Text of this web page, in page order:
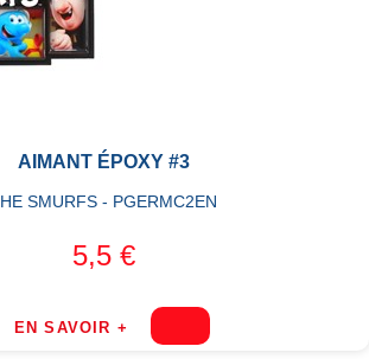
AIMANT ÉPOXY #3
SMURFS - PGERMC2EN
5,5 €
EN SAVOIR +